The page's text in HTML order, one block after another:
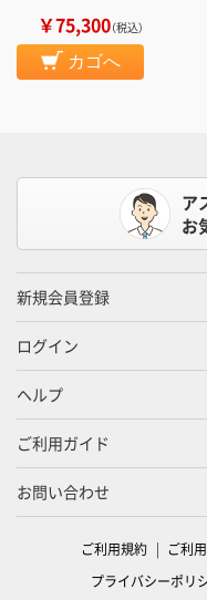
￥75,300（税込）
カゴへ
ア
お
新規会員登録
ログイン
ヘルプ
ご利用ガイド
お問い合わせ
ご利用規約 ご利
プライバシーポリ